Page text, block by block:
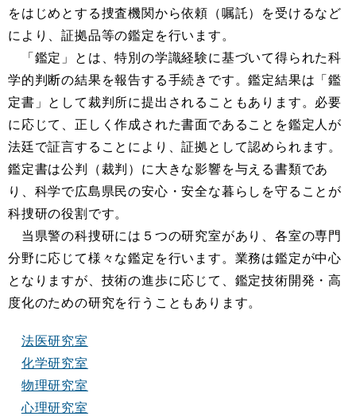
をはじめとする捜査機関から依頼（嘱託）を受けるなど
により、証拠品等の鑑定を行います。
「鑑定」とは、特別の学識経験に基づいて得られた科
学的判断の結果を報告する手続きです。鑑定結果は「鑑
定書」として裁判所に提出されることもあります。必要
に応じて、正しく作成された書面であることを鑑定人が
法廷で証言することにより、証拠として認められます。
鑑定書は公判（裁判）に大きな影響を与える書類であ
り、科学で広島県民の安心・安全な暮らしを守ることが
科捜研の役割です。
当県警の科捜研には５つの研究室があり、各室の専門
分野に応じて様々な鑑定を行います。業務は鑑定が中心
となりますが、技術の進歩に応じて、鑑定技術開発・高
度化のための研究を行うこともあります。
法医研究室
化学研究室
物理研究室
心理研究室